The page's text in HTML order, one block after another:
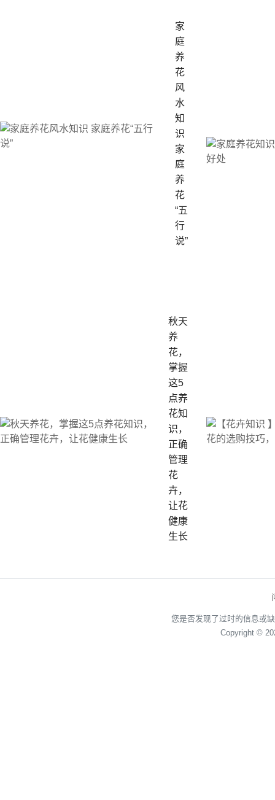
家
庭
养
花
风
水
知
识
家
庭
养
花
“五
行
说”
秋天
养
花，
掌握
这5
点养
花知
识，
正确
管理
花
卉，
让花
健康
生长
您是否发现了过时的信息或
Copyright ©